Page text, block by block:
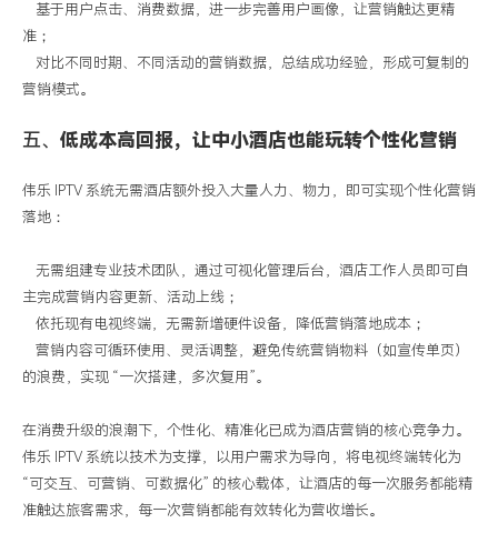
基于用户点击、消费数据，进一步完善用户画像，让营销触达更精
准；
对比不同时期、不同活动的营销数据，总结成功经验，形成可复制的
营销模式。
五、 低成本高回报，让中小酒店也能玩转个性化营销
伟乐 IPTV 系统无需酒店额外投入大量人力、物力，即可实现个性化营销
落地：
无需组建专业技术团队，通过可视化管理后台，酒店工作人员即可自
主完成营销内容更新、活动上线；
依托现有电视终端，无需新增硬件设备，降低营销落地成本；
营销内容可循环使用、灵活调整，避免传统营销物料（如宣传单页）
的浪费，实现 “一次搭建，多次复用”。
在消费升级的浪潮下，个性化、精准化已成为酒店营销的核心竞争力。
伟乐 IPTV 系统以技术为支撑，以用户需求为导向，将电视终端转化为
“可交互、可营销、可数据化” 的核心载体，让酒店的每一次服务都能精
准触达旅客需求，每一次营销都能有效转化为营收增长。